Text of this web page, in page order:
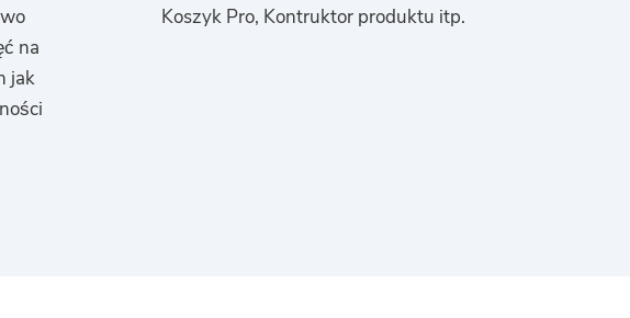
na
jak
Koszyk Pro, Kontruktor produktu itp.